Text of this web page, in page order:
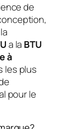
de
a la BTU
à
les plus
pour le